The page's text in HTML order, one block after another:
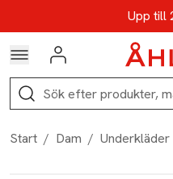
Hoppa till navigationsmenyn
Upp till
Kod:
Logga in
Sök
Start / Dam / Underkläder